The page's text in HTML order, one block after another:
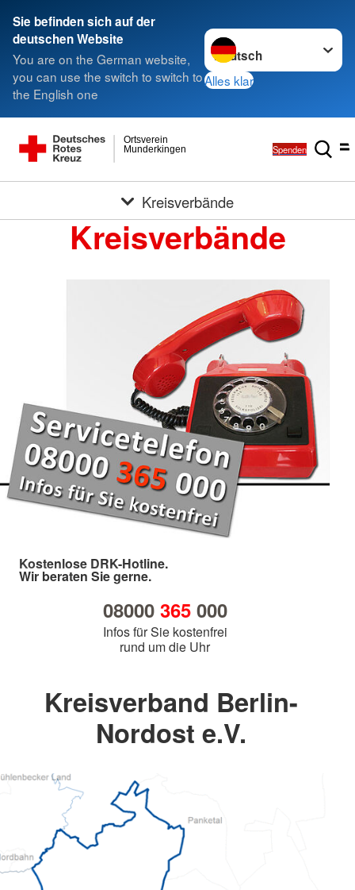
Sie befinden sich auf der
deutschen Website
You are on the German website,
you can use the switch to switch to
the English one
Sprache wechseln zu
Alles klar
Munderkingen
Ortsverein
Spenden
Kreisverbände
Kreisverbände
Kostenlose DRK-Hotline.
Wir beraten Sie gerne.
08000 365000
Infos für Sie kostenfrei
rund um die Uhr
Kreisverband Berlin-
Nordost e.V.